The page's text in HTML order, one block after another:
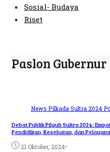
Sosial- Budaya
Riset
Paslon Gubernur
News Pilkada Sultra 2024
Debat Publik Pilgub Sultra 2024:
Pendidikan, Kesehatan, dan
21 Oktober, 2024•